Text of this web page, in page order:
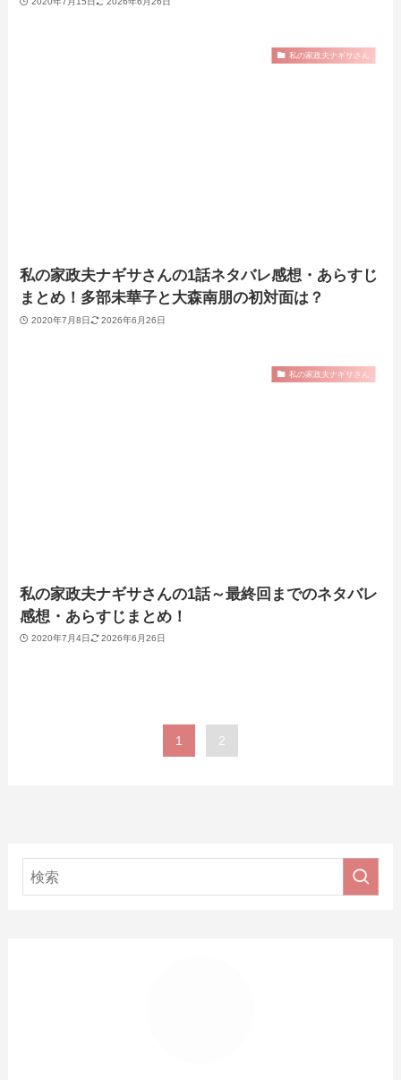
私の家政夫ナギサさん
私の家政夫ナギサさんの1話ネタバレ感想・あらすじ
まとめ！多部未華子と大森南朋の初対面は？
2020年7月8日 2026年6月26日
私の家政夫ナギサさん
私の家政夫ナギサさんの1話～最終回までのネタバレ
感想・あらすじまとめ！
2020年7月4日 2026年6月26日
1 2